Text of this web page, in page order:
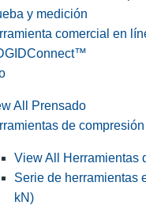
y medición
comercial en
All Prensado
de compresión
View All Herramientas
Serie de herramientas
kN)